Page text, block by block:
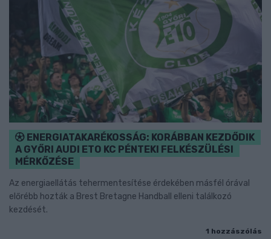
ENERGIATAKARÉKOSSÁG: KORÁBBAN KEZDŐDIK
A GYŐRI AUDI ETO KC PÉNTEKI FELKÉSZÜLÉSI
MÉRKŐZÉSE
Az energiaellátás tehermentesítése érdekében másfél órával
előrébb hozták a Brest Bretagne Handball elleni találkozó
kezdését.
1 hozzászólás